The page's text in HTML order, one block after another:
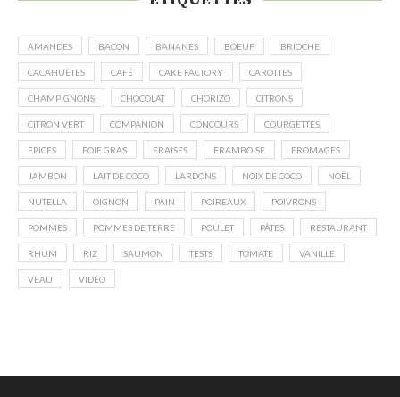
AMANDES BACON BANANES BOEUF BRIOCHE
CACAHUÈTES CAFÉ CAKE FACTORY CAROTTES
CHAMPIGNONS CHOCOLAT CHORIZO CITRONS
CITRON VERT COMPANION CONCOURS COURGETTES
EPICES FOIE GRAS FRAISES FRAMBOISE FROMAGES
JAMBON LAIT DE COCO LARDONS NOIX DE COCO NOËL
NUTELLA OIGNON PAIN POIREAUX POIVRONS
POMMES POMMES DE TERRE POULET PÂTES RESTAURANT
RHUM RIZ SAUMON TESTS TOMATE VANILLE
VEAU VIDÉO